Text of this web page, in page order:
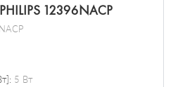
12396NACP
5 Вт